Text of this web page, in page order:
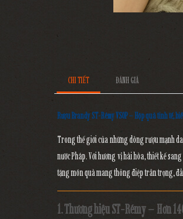
CHI TIẾT ĐÁNH GIÁ
Rượu Brandy ST-Rémy VSOP – Hộp quà tinh tế,
Trong thế giới của những dòng rượu mạnh
nước Pháp. Với hương vị hài hòa, thiết kế
tặng món quà mang thông điệp trân trọng,
1. Thương hiệu ST-Rémy – Hơn